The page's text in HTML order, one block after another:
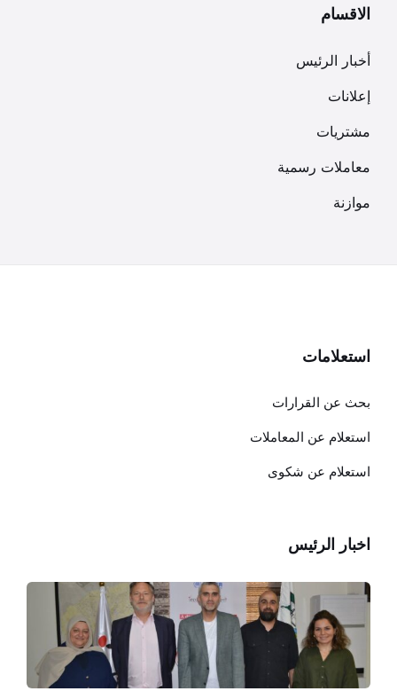
الاقسام
أخبار الرئيس
إعلانات
مشتريات
معاملات رسمية
موازنة
استعلامات
بحث عن القرارات
استعلام عن المعاملات
استعلام عن شكوى
اخبار الرئيس